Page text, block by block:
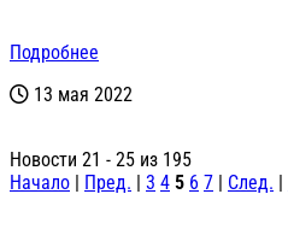
Подробнее
13 мая 2022
Новости 21 - 25 из 195
Начало | Пред. | 3 4 5 6 7 | След. |